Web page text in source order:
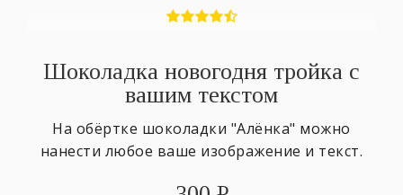
Шоколадка новогодня тройка с
вашим текстом
На обёртке шоколадки "Алёнка" можно
нанести любое ваше изображение и текст.